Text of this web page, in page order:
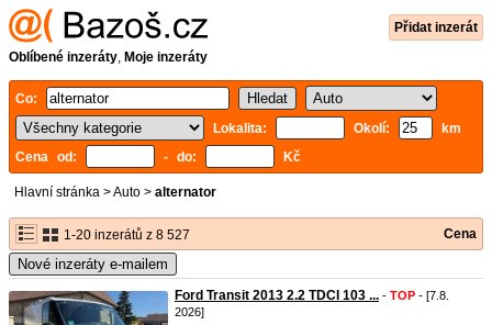
Přidat inzerát
Oblíbené inzeráty, Moje inzeráty
Co:
Lokalita:
Okolí:
km
Cena od:
- do: Kč
Hlavní stránka >Auto > alternator
1-20 inzerátů z 8 527 Cena
Nové inzeráty e-mailem
Ford Transit 2013 2.2 TDCI 103 ... - TOP - [7.8.
2026]